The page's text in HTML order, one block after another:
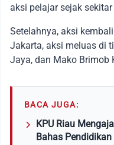
aksi pelajar sejak
Setelahnya, aksi
Jakarta, aksi meluas di
Jaya, dan Mako Brimob
BACA JUGA:
KPU Riau
Bahas